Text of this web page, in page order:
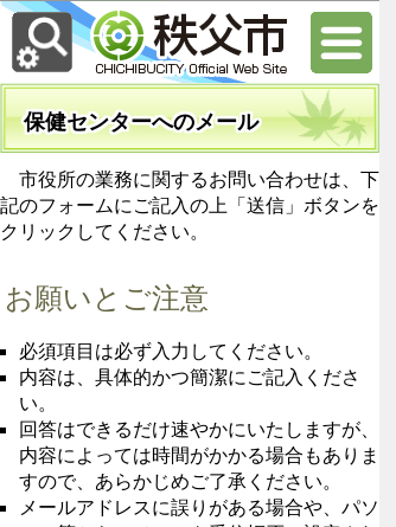
保健センターへのメール
市役所の業務に関するお問い合わせは、下
記のフォームにご記入の上「送信」ボタンを
クリックしてください。
お願いとご注意
必須項目は必ず入力してください。
内容は、具体的かつ簡潔にご記入くださ
い。
回答はできるだけ速やかにいたしますが、
内容によっては時間がかかる場合もありま
すので、あらかじめご了承ください。
メールアドレスに誤りがある場合や、パソ